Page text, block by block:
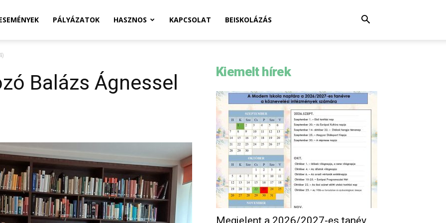
PÁLYÁZATOK HASZNOS KAPCSOLAT BEISKOLÁZÁS
Balázs Ágnessel
Kiemelt hírek
Megjelent a 2026/2027-es tanév